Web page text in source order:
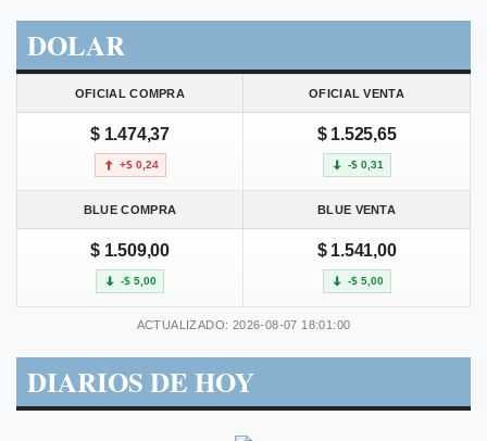
DOLAR
OFICIAL COMPRA OFICIAL VENTA
$ 1.474,37
+$ 0,24
$ 1.525,65
-$ 0,31
BLUE COMPRA BLUE VENTA
$ 1.509,00
-$ 5,00
$ 1.541,00
-$ 5,00
ACTUALIZADO: 2026-08-07 18:01:00
DIARIOS DE HOY